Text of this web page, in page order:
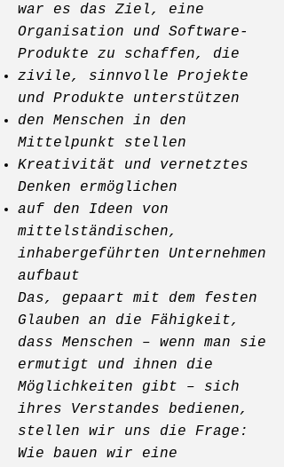
war es das Ziel, eine
Organisation und Software-
Produkte zu schaffen, die
zivile, sinnvolle Projekte
und Produkte unterstützen
den Menschen in den
Mittelpunkt stellen
Kreativität und vernetztes
Denken ermöglichen
auf den Ideen von
mittelständischen,
inhabergeführten Unternehmen
aufbaut
Das, gepaart mit dem festen
Glauben an die Fähigkeit,
dass Menschen – wenn man sie
ermutigt und ihnen die
Möglichkeiten gibt – sich
ihres Verstandes bedienen,
stellen wir uns die Frage:
Wie bauen wir eine